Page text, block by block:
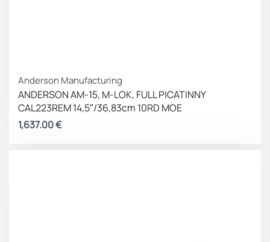
Anderson Manufacturing
ANDERSON AM-15, M-LOK, FULL PICATINNY
CAL223REM 14,5″/36,83cm 10RD MOE
1,637.00€